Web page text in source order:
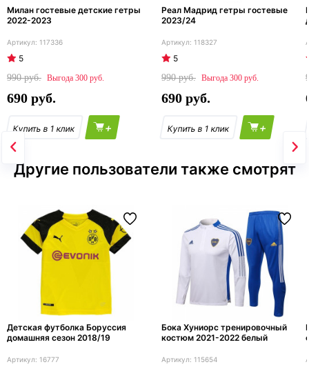
Милан гостевые детские гетры
2022-2023
117336
5
990
300
690
+
Реал Мадрид гетры гостевые
2023/24
118327
5
990
300
690
+
Другие пользователи также смотрят
Детская футболка Боруссия
домашняя сезон 2018/19
16777
Бока Хуниорс тренировочный
костюм 2021-2022 белый
115654